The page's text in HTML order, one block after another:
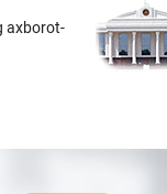
axborot-